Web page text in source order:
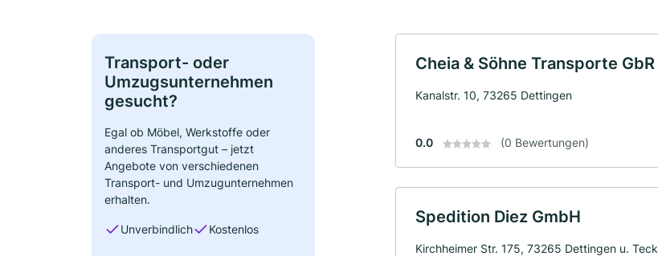
Transport- oder
Umzugsunternehmen
gesucht?
Egal ob Möbel, Werkstoffe oder
anderes Transportgut – jetzt
Angebote von verschiedenen
Transport- und Umzugunternehmen
erhalten.
Unverbindlich Kostenlos
Cheia & Söhne Transporte GbR
Kanalstr. 10, 73265 Dettingen
0.0 (0 Bewertungen)
Spedition Diez GmbH
Kirchheimer Str. 175, 73265 Dettingen u. Teck